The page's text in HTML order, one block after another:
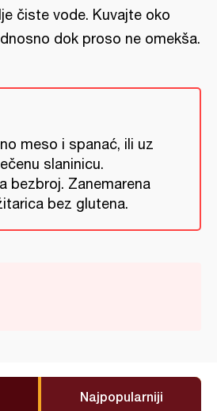
čiste vode. Kuvajte oko
dok proso ne omekša.
meso i spanać, ili uz
slaninicu.
bezbroj. Zanemarena
bez glutena.
Najpopularniji